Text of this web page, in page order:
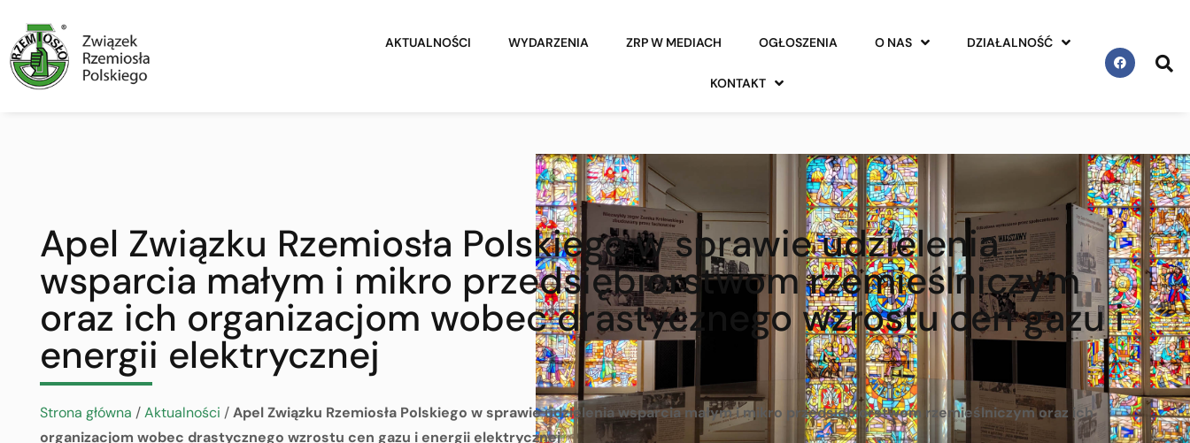
AKTUALNOŚCI WYDARZENIA ZRP W MEDIACH OGŁOSZENIA O NAS DZIAŁALNOŚĆ
KONTAKT
Apel Związku Rzemiosła Polskiego w sprawie udzielenia
wsparcia małym i mikro przedsiębiorstwom rzemieślniczym
oraz ich organizacjom wobec drastycznego wzrostu cen gazu i
energii elektrycznej
Strona główna /Aktualności /Apel Związku Rzemiosła Polskiego w sprawie udzielenia wsparcia małym i mikro przedsiębiorstwom rzemieślniczym oraz ich
organizacjom wobec drastycznego wzrostu cen gazu i energii elektrycznej